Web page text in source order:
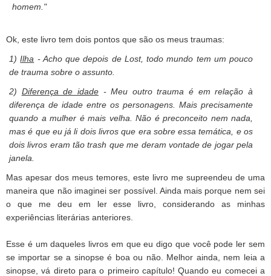
homem."
Ok, este livro tem dois pontos que são os meus traumas:
1)Ilha - Acho que depois de Lost, todo mundo tem um pouco
de trauma sobre o assunto.
2) Diferença de idade- Meu outro trauma é em relação à
diferença de idade entre os personagens. Mais precisamente
quando a mulher é mais velha. Não é preconceito nem nada,
mas é que eu já li dois livros que era sobre essa temática, e os
dois livros eram tãotrash que me deram vontade de jogar pela
janela.
Mas apesar dos meus temores, este livro me supreendeu de uma
maneira que não imaginei ser possível. Ainda mais porque nem sei
o que me deu em ler esse livro, considerando as minhas
experiências literárias anteriores.
Esse é um daqueles livros em que eu digo que você pode ler sem
se importar se a sinopse é boa ou não. Melhor ainda, nem leia a
sinopse, vá direto para o primeiro capítulo! Quando eu comecei a